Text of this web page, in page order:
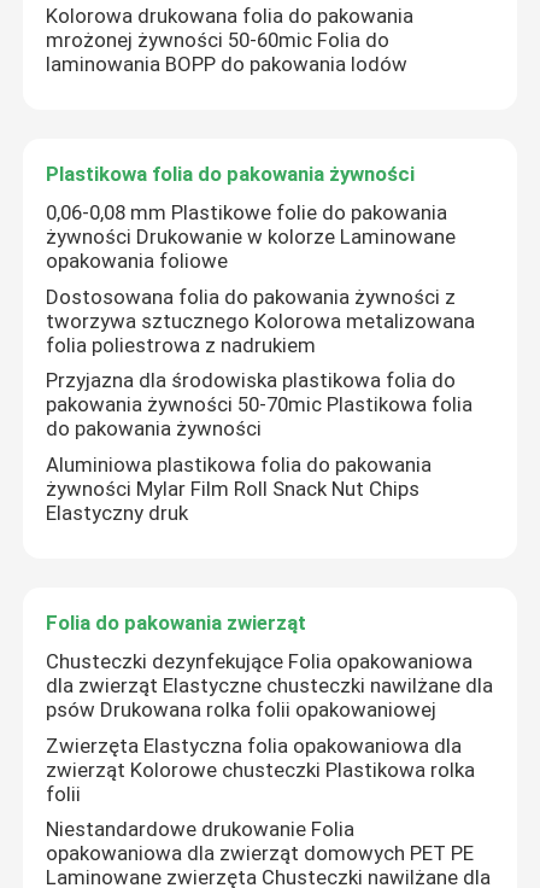
Folia do pakowania zwierząt
elastyczny worek opakowaniowy
Torba do pakowania OPP
Kolorowa drukowana folia do pakowania
mrożonej żywności 50-60mic Folia do
laminowania BOPP do pakowania lodów
Plastikowa folia do pakowania żywności
0,06-0,08 mm Plastikowe folie do pakowania
żywności Drukowanie w kolorze Laminowane
opakowania foliowe
Dostosowana folia do pakowania żywności z
tworzywa sztucznego Kolorowa metalizowana
folia poliestrowa z nadrukiem
Przyjazna dla środowiska plastikowa folia do
pakowania żywności 50-70mic Plastikowa folia
do pakowania żywności
Aluminiowa plastikowa folia do pakowania
żywności Mylar Film Roll Snack Nut Chips
Elastyczny druk
Folia do pakowania zwierząt
Chusteczki dezynfekujące Folia opakowaniowa
dla zwierząt Elastyczne chusteczki nawilżane dla
psów Drukowana rolka folii opakowaniowej
Zwierzęta Elastyczna folia opakowaniowa dla
zwierząt Kolorowe chusteczki Plastikowa rolka
folii
Niestandardowe drukowanie Folia
opakowaniowa dla zwierząt domowych PET PE
Laminowane zwierzęta Chusteczki nawilżane dla